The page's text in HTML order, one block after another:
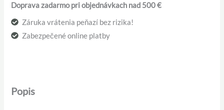
Doprava zadarmo pri objednávkach nad 500 €
Záruka vrátenia peňazí bez rizika!
Zabezpečené online platby
Popis